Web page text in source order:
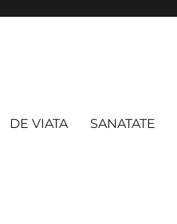
DE VIATA SANATATE